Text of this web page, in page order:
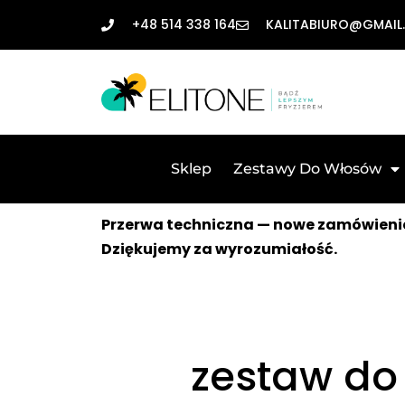
+48 514 338 164
Sklep Zestawy Do Włosów
Przerwa techniczna — nowe
Dziękujemy za wyrozumiałość.
zestaw